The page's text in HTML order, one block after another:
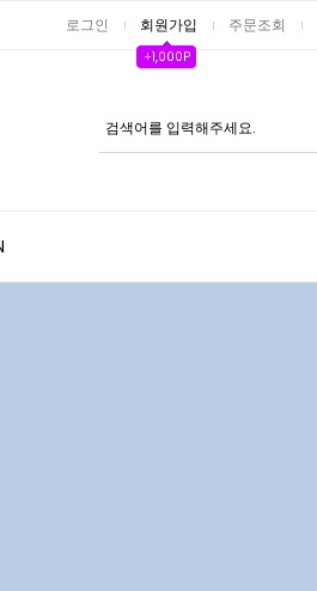
로그인 회원가입
+1,000P
주문조회